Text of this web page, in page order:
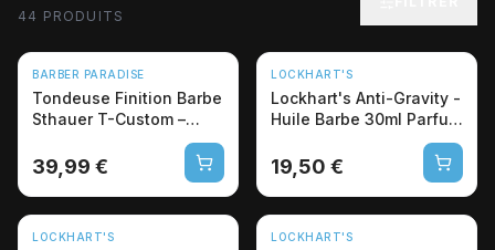
44 PRODUITS
NOUVEAU
BARBER PARADISE
Tondeuse Finition Barbe
Sthauer T-Custom –
Professionnelle
39,99 €
LOCKHART'S
Lockhart's Anti-Gravity -
Huile Barbe 30ml Parfum
19,50 €
LOCKHART'S LOCKHART'S